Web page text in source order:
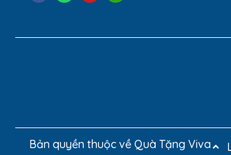
đựng hộp quà tặng có
chuyên nghiệp, sang trọng cho
Bản quyền thuộc về Quà Tặng Viva